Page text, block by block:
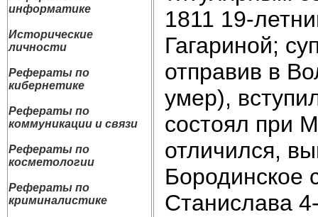
информатике
Исторические
личности
Рефераты по
кибернетике
Рефераты по
коммуникации и связи
Рефераты по
косметологии
Рефераты по
криминалистике
1811 19-
Гагариной;
отправив в
умер),
состоял при
отличился,
Бородинское
Станислава